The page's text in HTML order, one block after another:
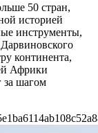
50 стран,
историей
инструменты,
континента,
Африки
за шагом